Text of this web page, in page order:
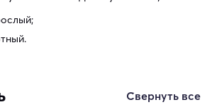
Свернуть все